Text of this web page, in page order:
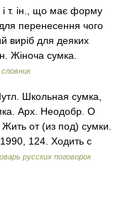
і т. ін., що має форму
перенесення чого
виріб для деяких
Жіноча сумка.
Школьная сумка,
Арх. Неодобр. О
от (из под) сумки.
124. Ходить с
русских поговорок